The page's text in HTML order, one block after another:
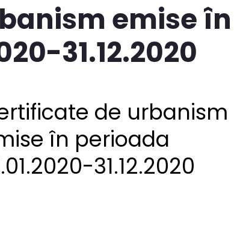
emise în
31.12.2020
de urbanism
în perioada
31.12.2020